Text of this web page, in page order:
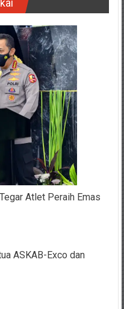
Atlet Peraih Emas
ASKAB-Exco dan